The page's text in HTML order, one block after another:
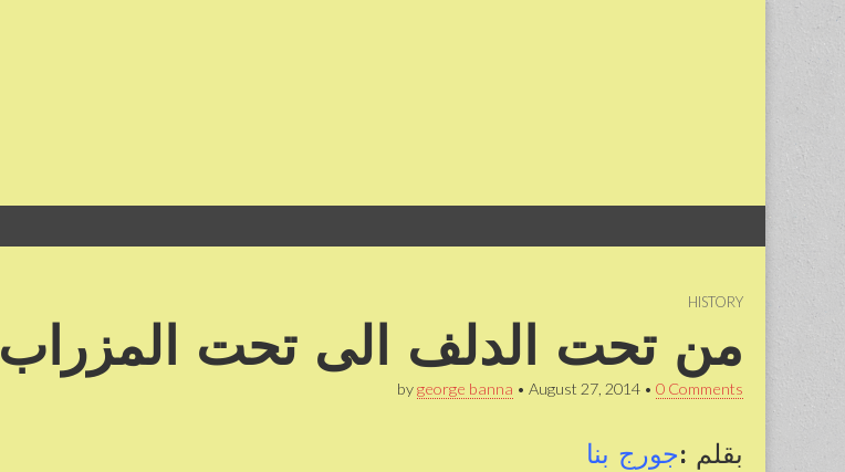
menu
HISTORY
من تحت الدلف الى تحت المزراب
bygeorge banna • August 27, 2014 • 0 Comments
بقلم :جورج بنا